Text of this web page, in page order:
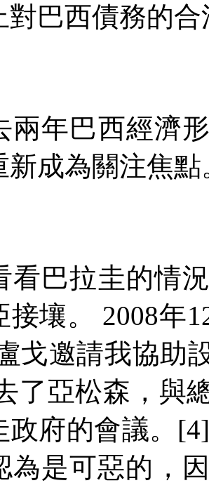
對巴西債務的
兩年巴西經濟
新成為關注焦點
看巴拉圭的情
壤。
2008年
戈邀請我協助
了亞松森，與
府的會議。
為是可惡的，